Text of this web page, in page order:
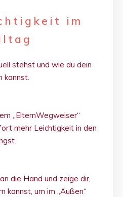
im
stehst und wie du dein
kannst.
„ElternWegweiser“
mehr Leichtigkeit in den
die Hand und zeige dir,
kannst, um im „Außen“